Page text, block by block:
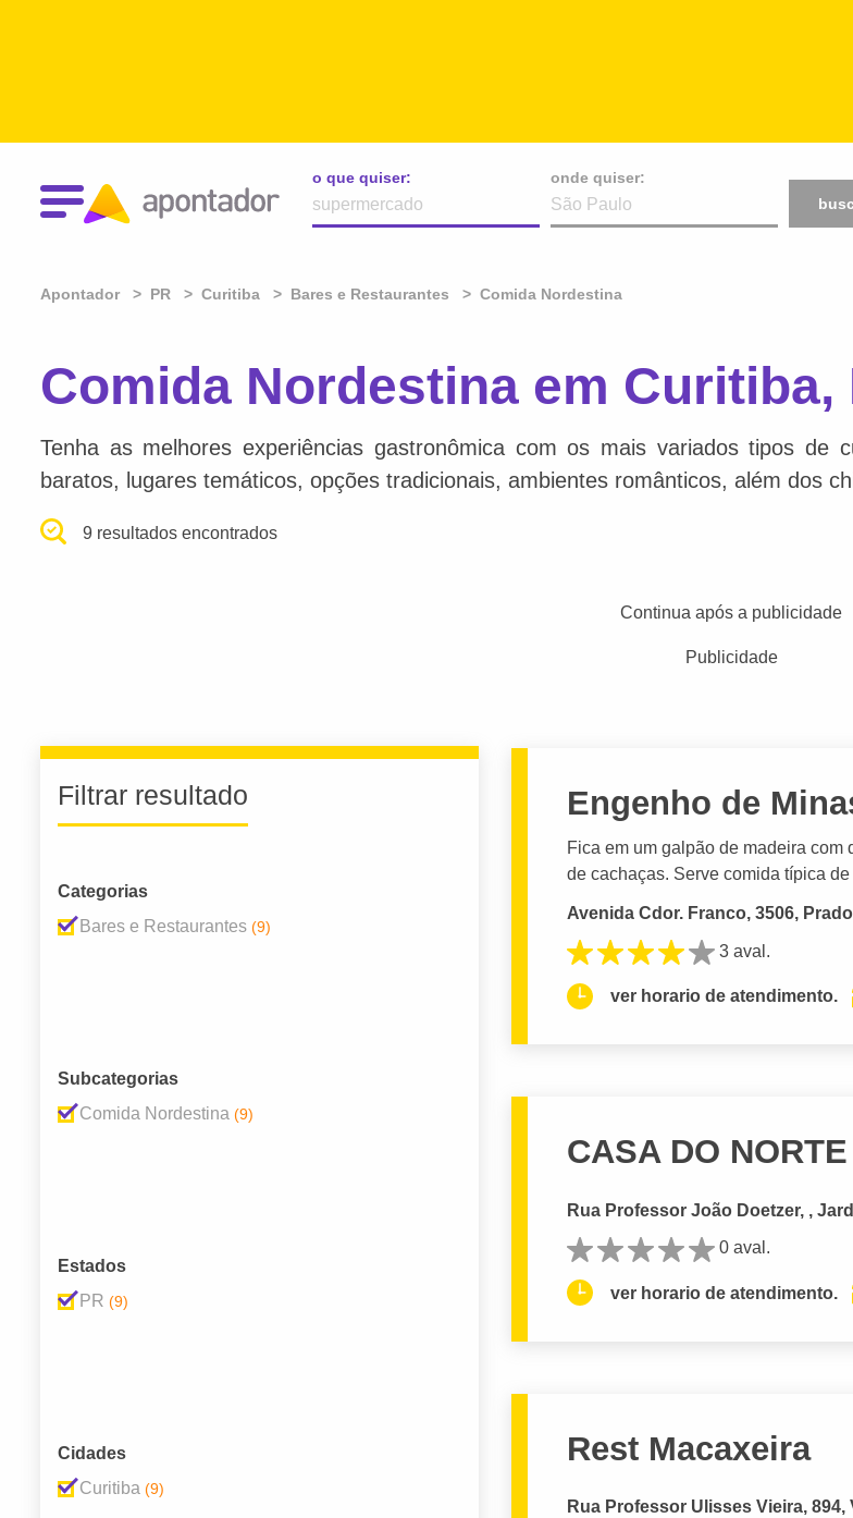
o que quiser:
onde quiser:
Apontador PR Curitiba Bares e Restaurantes Comida Nordestina
Comida Nordestina em Curitiba,
Tenha as melhores experiências gastronômica com os mais variados tipos
baratos, lugares temáticos, opções tradicionais, ambientes românticos, além dos
9 resultados encontrados
Continua após a publicidade
Publicidade
Filtrar resultado
Categorias
Bares e Restaurantes (9)
Subcategorias
Comida Nordestina (9)
Estados
PR (9)
Cidades
Curitiba (9)
Engenho de
Fica em um galpão de madeira
de cachaças. Serve comida típica de
Avenida Cdor. Franco, 3506,
3 aval.
ver horario de atendimento.
CASA DO
Rua Professor João Doetzer, ,
0 aval.
ver horario de atendimento.
Rest Macaxeira
Rua Professor Ulisses Vieira, 894,